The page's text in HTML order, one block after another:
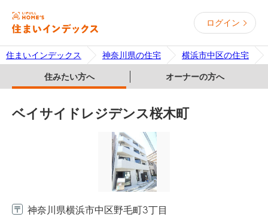
ログイン
住まいインデックス 神奈川県の住宅 横浜市中区の住宅
住みたい方へ オーナーの方へ
ベイサイドレジデンス桜木町
神奈川県横浜市中区野毛町3丁目